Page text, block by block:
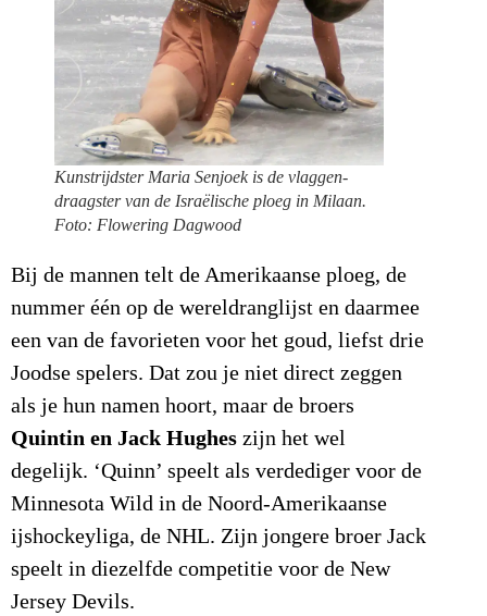
Kunstrijdster Maria Senjoek is de vlaggen-
draagster van de Israëlische ploeg in Milaan.
Foto: Flowering Dagwood
Bij de mannen telt de Amerikaanse ploeg, de
nummer één op de wereldranglijst en daarmee
een van de favorieten voor het goud, liefst drie
Joodse spelers. Dat zou je niet direct zeggen
als je hun namen hoort, maar de broers
Quintin en Jack Hughes zijn het wel
degelijk. ‘Quinn’ speelt als verdediger voor de
Minnesota Wild in de Noord-Amerikaanse
ijshockeyliga, de NHL. Zijn jongere broer Jack
speelt in diezelfde competitie voor de New
Jersey Devils.